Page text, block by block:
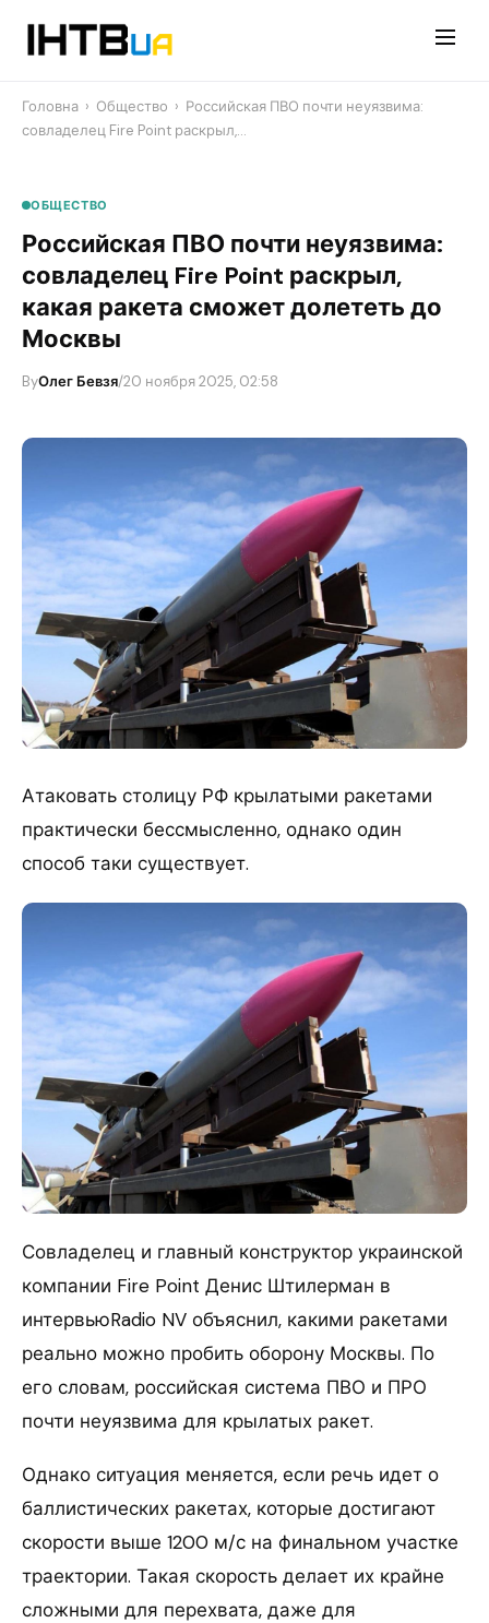
Головна › Общество › Российская ПВО почти неуязвима:
совладелец Fire Point раскрыл,…
ОБЩЕСТВО
Российская ПВО почти неуязвима:
совладелец Fire Point раскрыл,
какая ракета сможет долететь до
Москвы
ByОлег Бевзя/20 ноября 2025, 02:58
Атаковать столицу РФ крылатыми ракетами
практически бессмысленно, однако один
способ таки существует.
Совладелец и главный конструктор украинской
компании Fire Point Денис Штилерман в
интервьюRadio NV объяснил, какими ракетами
реально можно пробить оборону Москвы. По
его словам, российская система ПВО и ПРО
почти неуязвима для крылатых ракет.
Однако ситуация меняется, если речь идет о
баллистических ракетах, которые достигают
скорости выше 1200 м/с на финальном участке
траектории. Такая скорость делает их крайне
сложными для перехвата, даже для